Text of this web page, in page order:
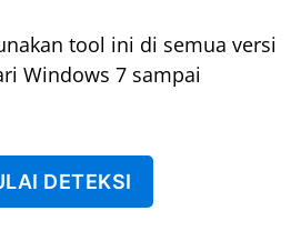
tool ini di semua versi
Windows 7 sampai
DETEKSI